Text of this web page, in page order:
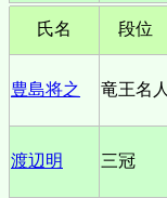
氏名 段位
豊島将之 竜王名人
渡辺明 三冠